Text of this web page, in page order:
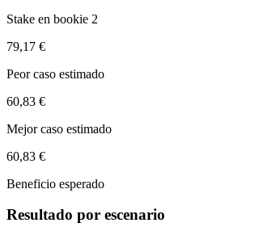
Stake en bookie 2
79,17 €
Peor caso estimado
60,83 €
Mejor caso estimado
60,83 €
Beneficio esperado
Resultado por escenario